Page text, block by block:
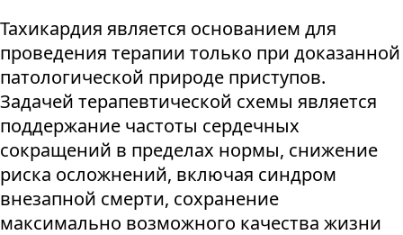
Тахикардия является основанием для
проведения терапии только при доказанной
патологической природе приступов.
Задачей терапевтической схемы является
поддержание частоты сердечных
сокращений в пределах нормы, снижение
риска осложнений, включая синдром
внезапной смерти, сохранение
максимально возможного качества жизни